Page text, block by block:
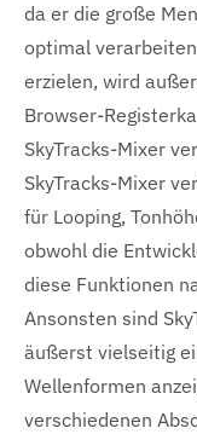
da er die große
optimal
erzielen, wird
Browser-
SkyTracks-Mixer
SkyTracks-Mixer
für Looping,
obwohl die
diese Funktionen
Ansonsten sind
äußerst vielseitig
Wellenformen
verschiedenen